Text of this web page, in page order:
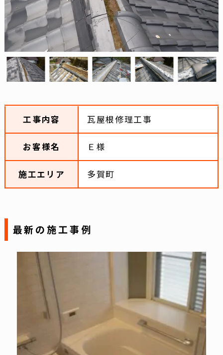
工事内容 瓦屋根修理工事
お客様名 Ｅ様
施工エリア 多賀町
最新の施工事例